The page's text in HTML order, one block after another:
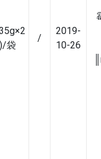
袋
/
2019-
10-26